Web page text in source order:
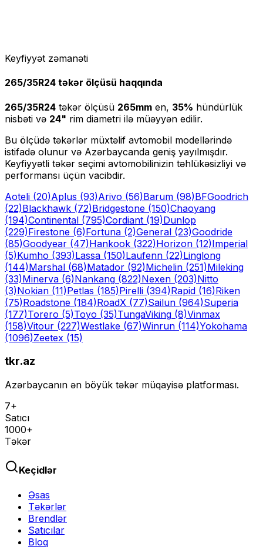
Keyfiyyət zəmanəti
265/35R24 təkər ölçüsü haqqında
265/35R24 təkər ölçüsü 265mm en, 35% hündürlük
nisbəti və 24" rim diametri ilə müəyyən edilir.
Bu ölçüdə təkərlər müxtəlif avtomobil modellərində
istifadə olunur və Azərbaycanda geniş yayılmışdır.
Keyfiyyətli təkər seçimi avtomobilinizin təhlükəsizliyi və
performansı üçün vacibdir.
Aoteli (20)Aplus (93)Arivo (56)Barum (98)BFGoodrich
(22)Blackhawk (72)Bridgestone (150)Chaoyang
(194)Continental (795)Cordiant (19)Dunlop
(229)Firestone (6)Fortuna (2)General (23)Goodride
(85)Goodyear (47)Hankook (322)Horizon (12)Imperial
(5)Kumho (393)Lassa (150)Laufenn (22)Linglong
(144)Marshal (68)Matador (92)Michelin (251)Mileking
(33)Minerva (6)Nankang (822)Nexen (203)Nitto
(3)Nokian (11)Petlas (185)Pirelli (394)Rapid (16)Riken
(75)Roadstone (184)RoadX (77)Sailun (964)Superia
(177)Torero (5)Toyo (35)TungaViking (8)Vinmax
(158)Vitour (227)Westlake (67)Winrun (114)Yokohama
(1096)Zeetex (15)
tkr.az
Azərbaycanın ən böyük təkər müqayisə platforması.
7+
Satıcı
1000+
Təkər
Keçidlər
Əsas
Təkərlər
Brendlər
Satıcılar
Bloq